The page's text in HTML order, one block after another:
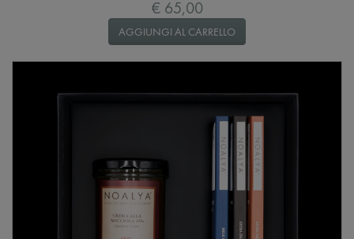
€ 65,00
AGGIUNGI AL CARRELLO